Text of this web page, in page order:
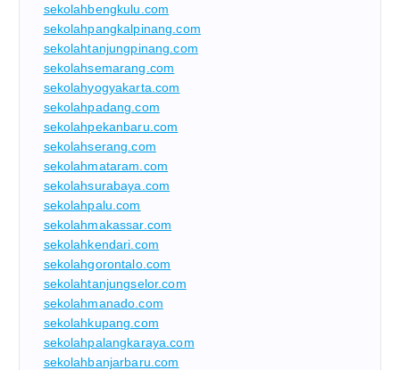
sekolahbengkulu.com
sekolahpangkalpinang.com
sekolahtanjungpinang.com
sekolahsemarang.com
sekolahyogyakarta.com
sekolahpadang.com
sekolahpekanbaru.com
sekolahserang.com
sekolahmataram.com
sekolahsurabaya.com
sekolahpalu.com
sekolahmakassar.com
sekolahkendari.com
sekolahgorontalo.com
sekolahtanjungselor.com
sekolahmanado.com
sekolahkupang.com
sekolahpalangkaraya.com
sekolahbanjarbaru.com